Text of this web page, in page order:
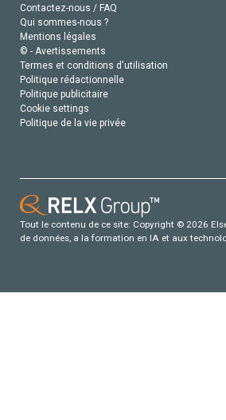
Contactez-nous / FAQ
Qui sommes-nous ?
Mentions légales
© - Avertissements
Termes et conditions d'utilisation
Politique rédactionnelle
Politique publicitaire
Cookie settings
Politique de la vie privée
Tout le contenu de ce site: Copyright © 2026
de données, a la formation en IA et aux